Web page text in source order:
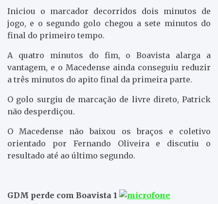
Iniciou o marcador decorridos dois minutos de
jogo, e o segundo golo chegou a sete minutos do
final do primeiro tempo.
A quatro minutos do fim, o Boavista alarga a
vantagem, e o Macedense ainda conseguiu reduzir
a três minutos do apito final da primeira parte.
O golo surgiu de marcação de livre direto, Patrick
não desperdiçou.
O Macedense não baixou os braços e coletivo
orientado por Fernando Oliveira e discutiu o
resultado até ao último segundo.
GDM perde com Boavista 1